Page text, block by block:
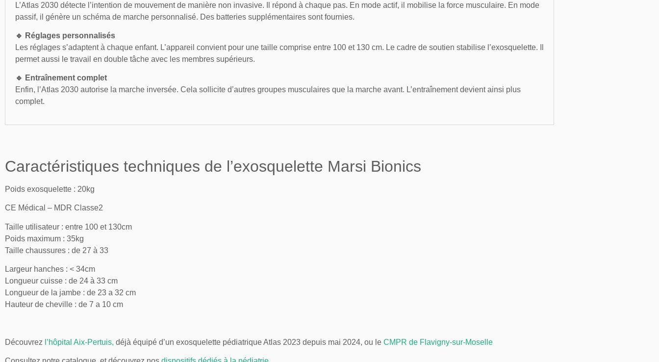
L’Atlas 2030 détecte l’intention de mouvement de manière non invasive. Il répond à chaque pas. En mode actif, il mobilise la force musculaire. En mode
passif, il génère un schéma de marche personnalisé. Des batteries supplémentaires sont fournies.
🔹 Réglages personnalisés
Les réglages s’adaptent à chaque enfant. L’appareil convient pour une taille comprise entre 100 et 130 cm. Le cadre de soutien stabilise l’exosquelette. Il
permet aussi le travail en double tâche avec les membres supérieurs.
🔹 Entraînement complet
Enfin, l’Atlas 2030 autorise la marche inversée. Cela sollicite d’autres groupes musculaires que la marche avant. L’entraînement devient ainsi plus
complet.
Caractéristiques techniques de l’exosquelette Marsi Bionics
Poids exosquelette : 20kg
CE Médical – MDR Classe2
Taille utilisateur : entre 100 et 130cm
Poids maximum : 35kg
Taille chaussures : de 27 à 33
Largeur hanches : < 34cm
Longueur cuisse : de 24 à 33 cm
Longueur de la jambe : de 23 a 32 cm
Hauteur de cheville : de 7 a 10 cm
Découvrez l’hôpital Aix-Pertuis, déjà équipé d’un exosquelette pédiatrique Atlas 2023 depuis mai 2024, ou le CMPR de Flavigny-sur-Moselle